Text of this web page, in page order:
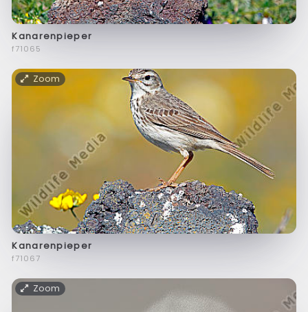
Kanarenpieper
f71065
Zoom
Kanarenpieper
f71067
Zoom